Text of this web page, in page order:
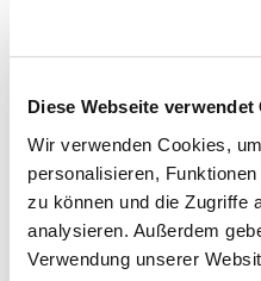
Diese Webseite verwendet
Wir verwenden Cookies,
personalisieren,
zu können und die Zugriffe
analysieren. Außerdem
Verwendung unserer
06.06.2024
17.06.2024
Slovakia: Understanding